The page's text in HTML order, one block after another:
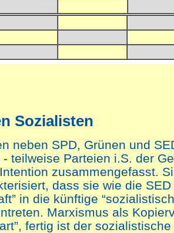
Sozialisten
neben SPD, Grünen und
- teilweise Parteien i.S. der
zusammengefasst.
dass sie wie die
in die künftige
Marxismus als
fertig ist der